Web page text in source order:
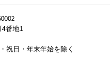
番地1
祝日・年末年始を除く